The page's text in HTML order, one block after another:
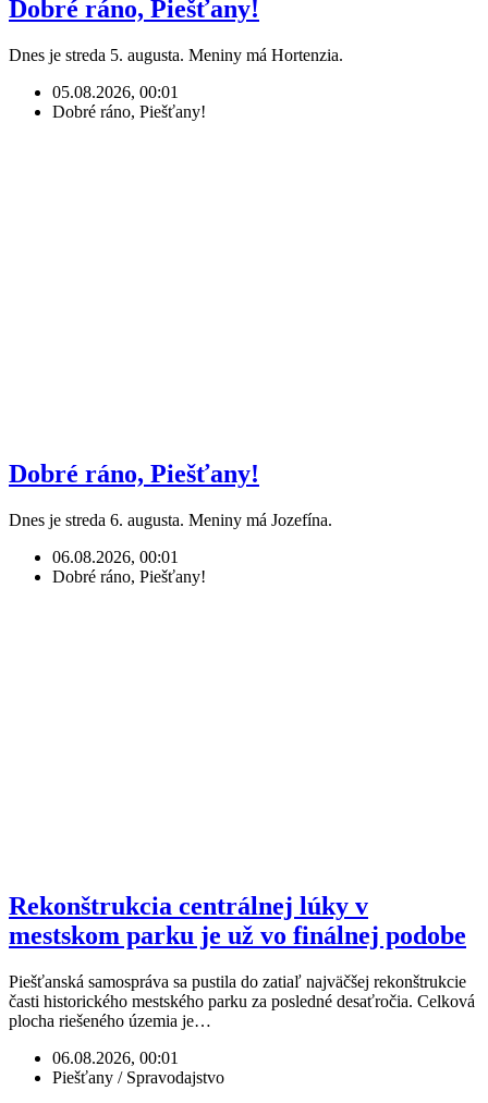
Dobré ráno, Piešťany!
Dnes je streda 5. augusta. Meniny má Hortenzia.
05.08.2026, 00:01
Dobré ráno, Piešťany!
Dobré ráno, Piešťany!
Dnes je streda 6. augusta. Meniny má Jozefína.
06.08.2026, 00:01
Dobré ráno, Piešťany!
Rekonštrukcia centrálnej lúky v
mestskom parku je už vo finálnej podobe
Piešťanská samospráva sa pustila do zatiaľ najväčšej rekonštrukcie
časti historického mestského parku za posledné desaťročia. Celková
plocha riešeného územia je…
06.08.2026, 00:01
Piešťany / Spravodajstvo